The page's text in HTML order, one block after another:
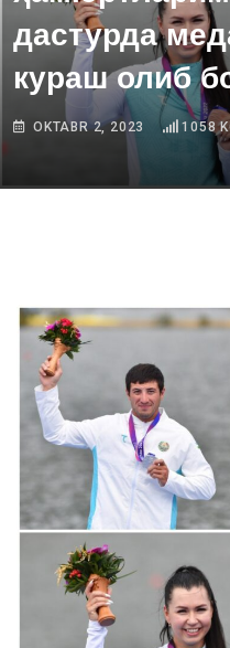
дастурда
кураш олиб
OKTABR 2, 2023 1058